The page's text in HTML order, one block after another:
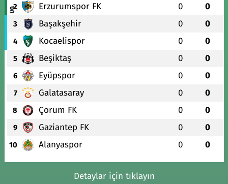
2 Erzurumspor FK 0 0
3 Başakşehir 0 0
4 Kocaelispor 0 0
5 Beşiktaş 0 0
6 Eyüpspor 0 0
7 Galatasaray 0 0
8 Çorum FK 0 0
9 Gaziantep FK 0 0
10 Alanyaspor 0 0
Detaylar için tıklayın